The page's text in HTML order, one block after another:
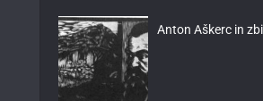
Anton Aškerc in